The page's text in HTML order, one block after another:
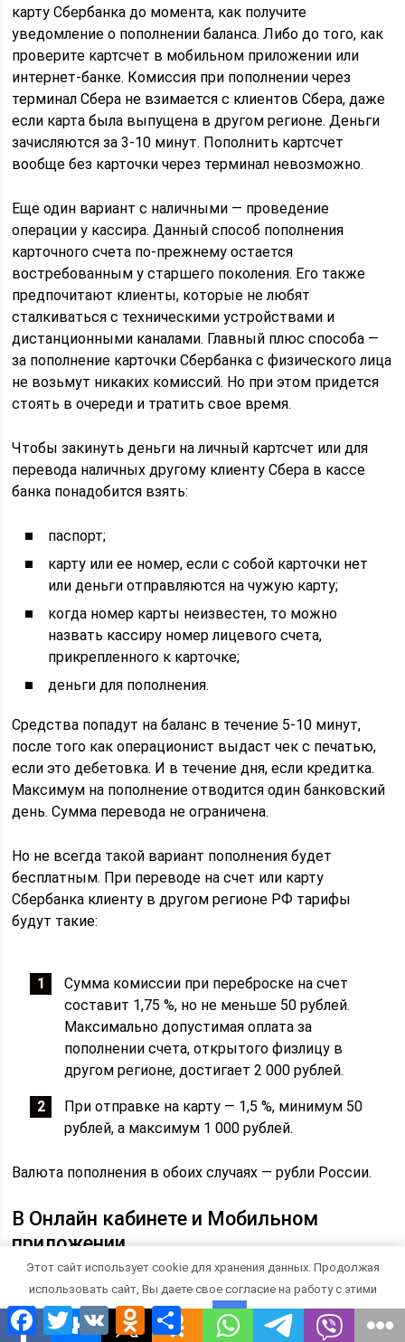
карту Сбербанка до момента, как получите
уведомление о пополнении баланса. Либо до того, как
проверите картсчет в мобильном приложении или
интернет-банке. Комиссия при пополнении через
терминал Сбера не взимается с клиентов Сбера, даже
если карта была выпущена в другом регионе. Деньги
зачисляются за 3-10 минут. Пополнить картсчет
вообще без карточки через терминал невозможно.
Еще один вариант с наличными — проведение
операции у кассира. Данный способ пополнения
карточного счета по-прежнему остается
востребованным у старшего поколения. Его также
предпочитают клиенты, которые не любят
сталкиваться с техническими устройствами и
дистанционными каналами. Главный плюс способа —
за пополнение карточки Сбербанка с физического лица
не возьмут никаких комиссий. Но при этом придется
стоять в очереди и тратить свое время.
Чтобы закинуть деньги на личный картсчет или для
перевода наличных другому клиенту Сбера в кассе
банка понадобится взять:
паспорт;
карту или ее номер, если с собой карточки нет
или деньги отправляются на чужую карту;
когда номер карты неизвестен, то можно
назвать кассиру номер лицевого счета,
прикрепленного к карточке;
деньги для пополнения.
Средства попадут на баланс в течение 5-10 минут,
после того как операционист выдаст чек с печатью,
если это дебетовка. И в течение дня, если кредитка.
Максимум на пополнение отводится один банковский
день. Сумма перевода не ограничена.
Но не всегда такой вариант пополнения будет
бесплатным. При переводе на счет или карту
Сбербанка клиенту в другом регионе РФ тарифы
будут такие:
Сумма комиссии при переброске на счет
составит 1,75 %, но не меньше 50 рублей.
Максимально допустимая оплата за
пополнении счета, открытого физлицу в
другом регионе, достигает 2 000 рублей.
При отправке на карту — 1,5 %, минимум 50
рублей, а максимум 1 000 рублей.
Валюта пополнения в обоих случаях — рубли России.
В Онлайн кабинете и Мобильном
приложении
Сбербанк предлагает своим клиентам два
дистанционных канала доступа: личный кабинет и
мобильный банк. Для пополнения картсчета через них
Facebook
TwitterVK Odnoklassniki
Отправить
Этот сайт использует cookie для хранения данных. Продолжая
использовать сайт, Вы даете свое согласие на работу с этими
файлами.
OK